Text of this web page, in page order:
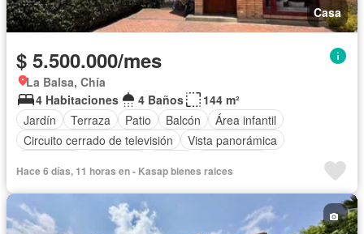
Casa
$ 5.500.000/mes
La Balsa, Chía
4 Habitaciones
4 Baños
144 m²
Jardín
Terraza Patio Balcón
Área infantil
Circuito cerrado de televisión
Vista panorámica
Hace 6 días, 11 horas en - Kasap bienes raices